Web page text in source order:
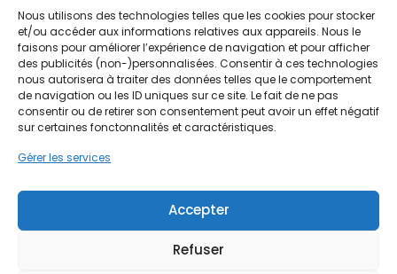
Nous utilisons des technologies telles que les cookies pour stocker
et/ou accéder aux informations relatives aux appareils. Nous le
faisons pour améliorer l’expérience de navigation et pour afficher
des publicités (non-)personnalisées. Consentir à ces technologies
nous autorisera à traiter des données telles que le comportement
de navigation ou les ID uniques sur ce site. Le fait de ne pas
consentir ou de retirer son consentement peut avoir un effet négatif
sur certaines fonctonnalités et caractéristiques.
Gérer les services
Accepter
Refuser
considérablement le coût de vostravaux
d’isolation des combles.
Pour obtenir une estimation claire et adaptée à
votre projet, demandez dès maintenant un devis
gratuit à Préservation du Patrimoine. Les experts
vous guideront pas à pas pourisoler vos combles
dans les meilleures conditions et selon les normes
Demandez un devis gratuit
Sujets connexes